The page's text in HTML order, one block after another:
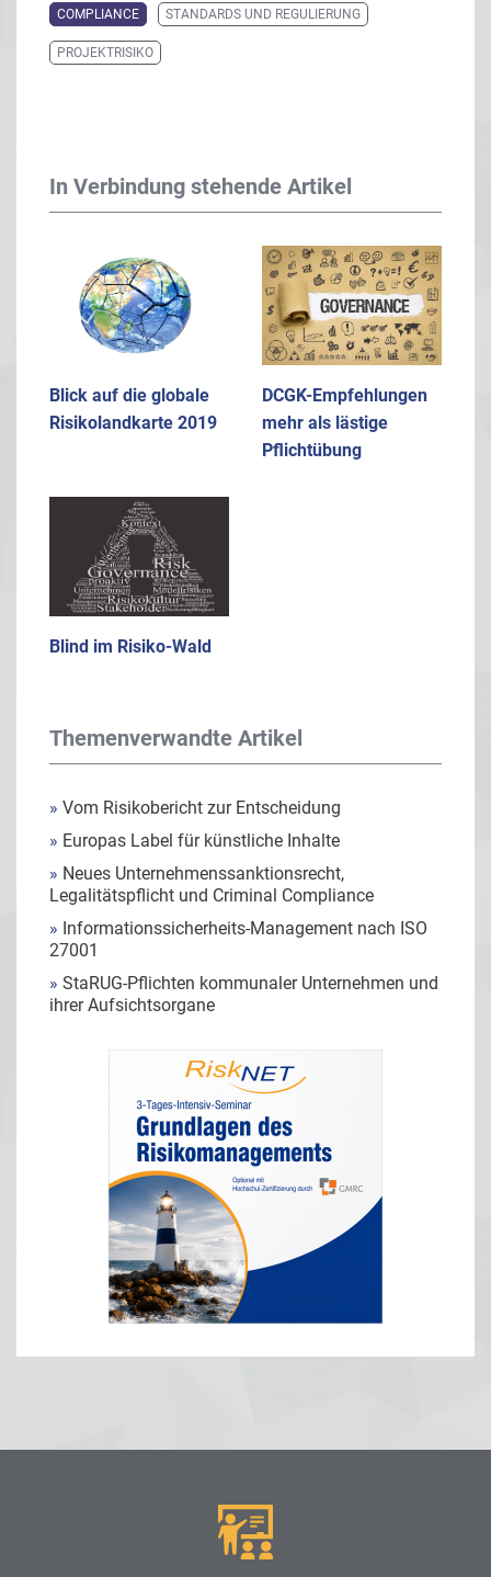
COMPLIANCE STANDARDS UND REGULIERUNG
PROJEKTRISIKO
In Verbindung stehende Artikel
Blick auf die globale
Risikolandkarte 2019
DCGK-Empfehlungen
mehr als lästige
Pflichtübung
Blind im Risiko-Wald
Themenverwandte Artikel
» Vom Risikobericht zur Entscheidung
» Europas Label für künstliche Inhalte
» Neues Unternehmenssanktionsrecht,
Legalitätspflicht und Criminal Compliance
» Informationssicherheits-Management nach ISO
27001
» StaRUG-Pflichten kommunaler Unternehmen und
ihrer Aufsichtsorgane